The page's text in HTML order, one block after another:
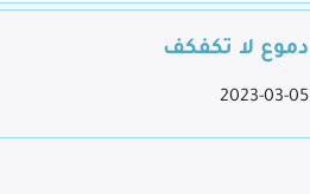
دموع لا تكفكف
2023-03-05